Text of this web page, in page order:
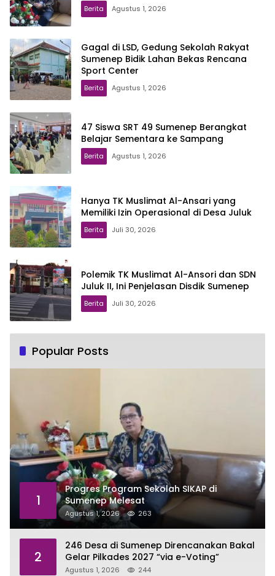
Berita Agustus 1, 2026
Gagal di LSD, Gedung Sekolah Rakyat
Sumenep Bidik Lahan Bekas Rencana
Sport Center
Berita Agustus 1, 2026
47 Siswa SRT 49 Sumenep Berangkat
Belajar Sementara ke Sampang
Berita Agustus 1, 2026
Hanya TK Muslimat Al-Ansari yang
Memiliki Izin Operasional di Desa Juluk
Berita Juli 30, 2026
Polemik TK Muslimat Al-Ansori dan SDN
Juluk II, Ini Penjelasan Disdik Sumenep
Berita Juli 30, 2026
Popular Posts
1
Progres Program Sekolah SIKAP di
Sumenep Melesat
Agustus 1, 2026 263
2
246 Desa di Sumenep Direncanakan Bakal
Gelar Pilkades 2027 “via e-Voting”
Agustus 1, 2026 244